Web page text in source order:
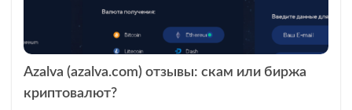
Azalva (azalva.com) отзывы: скам или биржа
криптовалют?